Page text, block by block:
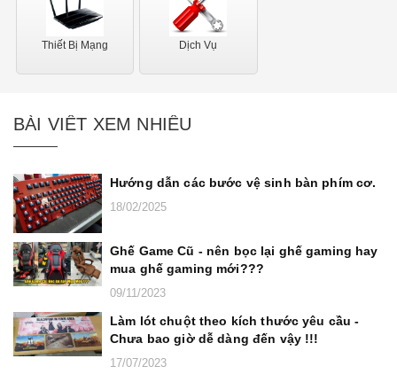
Thiết Bị Mạng Dịch Vụ
BÀI VIẾT XEM NHIỀU
Hướng dẫn các bước vệ sinh bàn phím cơ.
18/02/2025
Ghế Game Cũ - nên bọc lại ghế gaming hay
mua ghế gaming mới???
09/11/2023
Làm lót chuột theo kích thước yêu cầu -
Chưa bao giờ dễ dàng đến vậy !!!
17/07/2023